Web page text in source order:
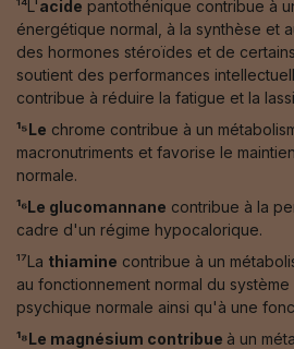
¹⁴L'acide pantothénique contribue à
énergétique normal, à la synthèse et
des hormones stéroïdes et de
soutient des performances
contribue à réduire la fatigue et la
¹⁵Le chrome contribue à un
macronutriments et favorise le
normale.
¹⁶Le glucomannane contribue à la
cadre d'un régime hypocalorique.
¹⁷La thiamine contribue à un
au fonctionnement normal du
psychique normale ainsi qu'à une
¹⁸Le magnésium contribue à un